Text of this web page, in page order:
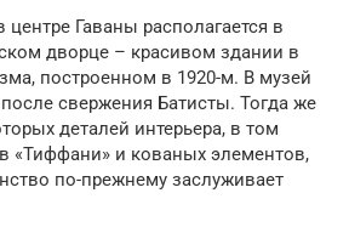
Гаваны располагается в
дворце – красивом здании в
построенном в 1920-м. В музей
свержения Батисты. Тогда же
деталей интерьера, в том
«Тиффани» и кованых элементов,
по-прежнему заслуживает